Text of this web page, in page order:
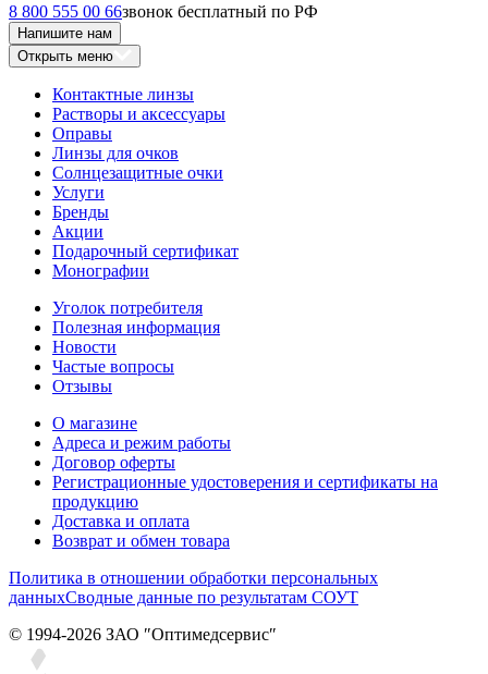
8 800 555 00 66звонок бесплатный по РФ
Напишите нам
Открыть меню
Контактные линзы
Растворы и аксессуары
Оправы
Линзы для очков
Солнцезащитные очки
Услуги
Бренды
Акции
Подарочный сертификат
Монографии
Уголок потребителя
Полезная информация
Новости
Частые вопросы
Отзывы
О магазине
Адреса и режим работы
Договор оферты
Регистрационные удостоверения и сертификаты на
продукцию
Доставка и оплата
Возврат и обмен товара
Политика в отношении обработки персональных
данныхСводные данные по результатам СОУТ
© 1994-2026 ЗАО ″Оптимедсервис″